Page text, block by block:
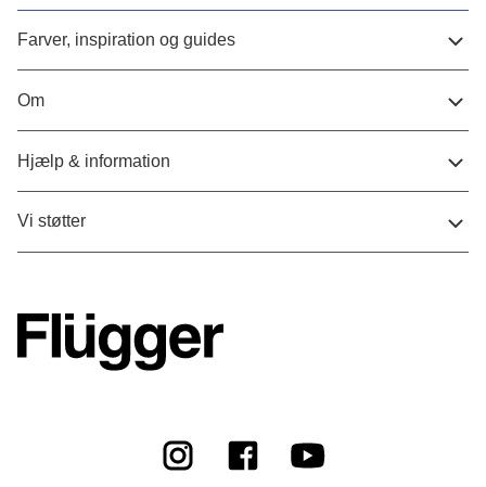
Farver, inspiration og guides
Om
Hjælp & information
Vi støtter